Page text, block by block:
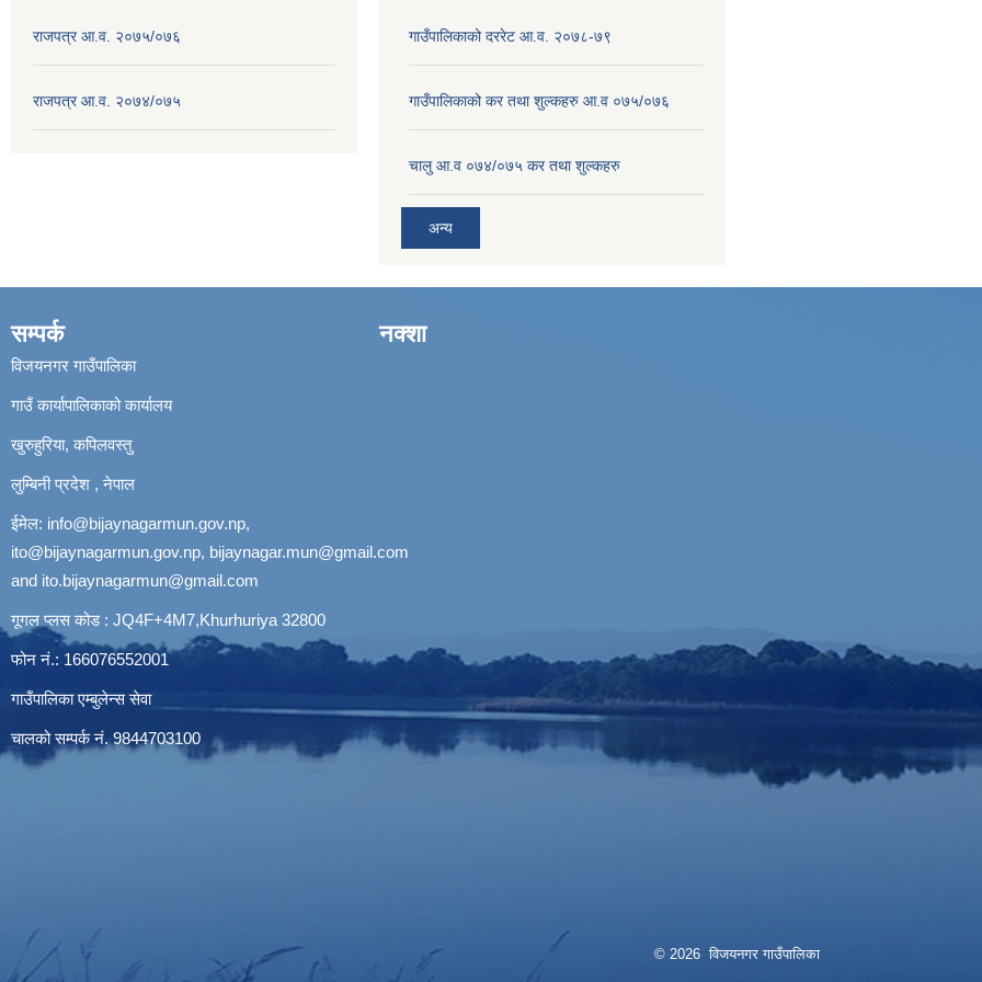
राजपत्र आ.व. २०७५/०७६
राजपत्र आ.व. २०७४/०७५
गाउँपालिकाको दररेट आ.व. २०७८-७९
गाउँपालिकाको कर तथा शुल्कहरु आ.व ०७५/०७६
चालु आ.व ०७४/०७५ कर तथा शुल्कहरु
अन्य
सम्पर्क
विजयनगर गाउँपालिका
गाउँ कार्यापालिकाको कार्यालय
खुरुहुरिया, कपिलवस्तु
लुम्बिनी प्रदेश , नेपाल
ईमेल: info@bijaynagarmun.gov.np,
ito@bijaynagarmun.gov.np, bijaynagar.mun@gmail.com
and ito.bijaynagarmun@gmail.com
गूगल प्लस कोड : JQ4F+4M7,Khurhuriya 32800
फोन नं.: 166076552001
गाउँपालिका एम्बुलेन्स सेवा
चालको सम्पर्क नं. 9844703100
नक्शा
© 2026 विजयनगर गाउँपालिका